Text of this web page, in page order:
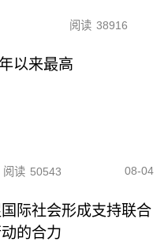
阅读 38916
以来最高
阅读 50543 08-04
际社会形成支持联合
的合力